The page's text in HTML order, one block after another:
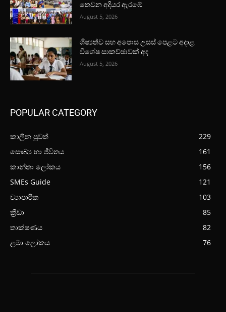
තෙවන අදියර ඇරඹේ
August 5, 2026
ශිෂ්‍යත්ව සහ අපොස උසස් පෙළට අදාළ
විශේෂ සාකච්ඡාවක් අද
August 5, 2026
POPULAR CATEGORY
කාලීන පුවත්
229
සෞඛ්‍ය හා ජීවිතය
161
කාන්තා ලෝකය
156
SMEs Guide
121
ව්‍යාපාරික
103
ක්‍රීඩා
85
තාක්ෂණය
82
ළමා ලෝකය
76